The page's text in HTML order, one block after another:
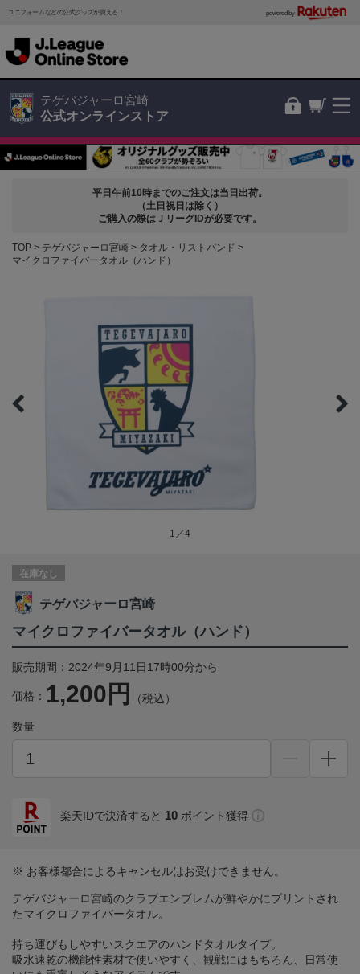
ユニフォームなどの公式グッズが買える！ powered by
テゲバジャーロ宮崎
公式オンラインストア
平日午前10時までのご注文は当日出荷。
（土日祝日は除く）
ご購入の際はＪリーグIDが必要です。
TOP テゲバジャーロ宮崎
タオル・リストバンド
マイクロファイバータオル（ハンド）
1／4
在庫なし
テゲバジャーロ宮崎
マイクロファイバータオル（ハンド）
販売期間：2024年9月11日17時00分から
価格： 1,200円 （税込）
数量
楽天IDで決済すると 10 ポイント獲得
※ お客様都合によるキャンセルはお受けできません。
テゲバジャーロ宮崎のクラブエンブレムが鮮やかにプリントされ
たマイクロファイバータオル。
持ち運びもしやすいスクエアのハンドタオルタイプ。
吸水速乾の機能性素材で使いやすく、観戦にはもちろん、日常使